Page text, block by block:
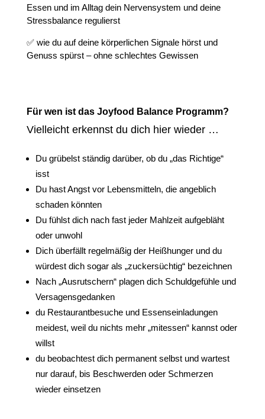
Essen und im Alltag dein Nervensystem und deine
Stressbalance regulierst
✅ wie du auf deine körperlichen Signale hörst und
Genuss spürst – ohne schlechtes Gewissen
Für wen ist das Joyfood Balance Programm?
Vielleicht erkennst du dich hier wieder …
Du grübelst ständig darüber, ob du „das Richtige“
isst
Du hast Angst vor Lebensmitteln, die angeblich
schaden könnten
Du fühlst dich nach fast jeder Mahlzeit aufgebläht
oder unwohl
Dich überfällt regelmäßig der Heißhunger und du
würdest dich sogar als „zuckersüchtig“ bezeichnen
Nach „Ausrutschern“ plagen dich Schuldgefühle und
Versagensgedanken
du Restaurantbesuche und Essenseinladungen
meidest, weil du nichts mehr „mitessen“ kannst oder
willst
du beobachtest dich permanent selbst und wartest
nur darauf, bis Beschwerden oder Schmerzen
wieder einsetzen